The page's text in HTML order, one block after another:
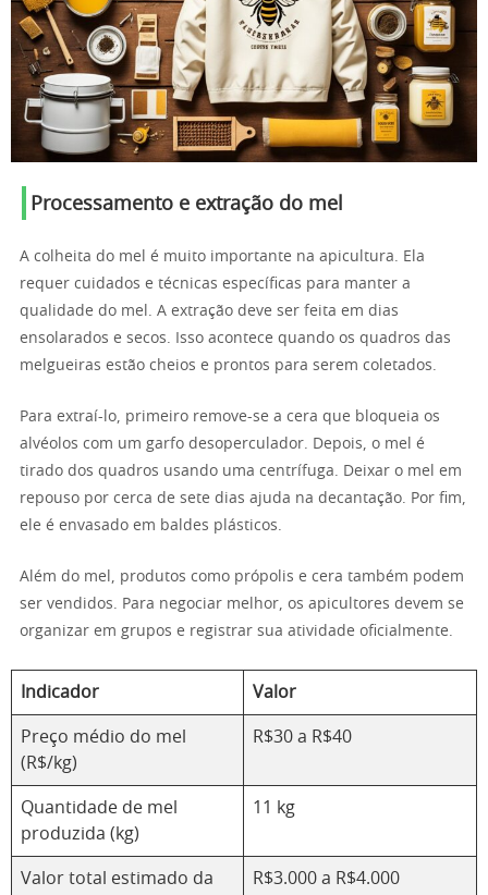
Processamento e extração do mel
A colheita do mel é muito importante na apicultura. Ela
requer cuidados e técnicas específicas para manter a
qualidade do mel. A extração deve ser feita em dias
ensolarados e secos. Isso acontece quando os quadros das
melgueiras estão cheios e prontos para serem coletados.
Para extraí-lo, primeiro remove-se a cera que bloqueia os
alvéolos com um garfo desoperculador. Depois, o mel é
tirado dos quadros usando uma centrífuga. Deixar o mel em
repouso por cerca de sete dias ajuda na decantação. Por fim,
ele é envasado em baldes plásticos.
Além do mel, produtos como própolis e cera também podem
ser vendidos. Para negociar melhor, os apicultores devem se
organizar em grupos e registrar sua atividade oficialmente.
Indicador Valor
Preço médio do mel
(R$/kg)
R$30 a R$40
Quantidade de mel
produzida (kg)
11 kg
Valor total estimado da
R$3.000 a R$4.000